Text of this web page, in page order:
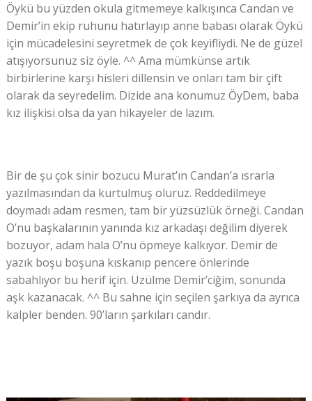
Öykü bu yüzden okula gitmemeye kalkışınca Candan ve
Demir’in ekip ruhunu hatırlayıp anne babası olarak Öykü
için mücadelesini seyretmek de çok keyifliydi. Ne de güzel
atışıyorsunuz siz öyle. ^^ Ama mümkünse artık
birbirlerine karşı hisleri dillensin ve onları tam bir çift
olarak da seyredelim. Dizide ana konumuz ÖyDem, baba
kız ilişkisi olsa da yan hikayeler de lazım.
Bir de şu çok sinir bozucu Murat’ın Candan’a ısrarla
yazılmasından da kurtulmuş oluruz. Reddedilmeye
doymadı adam resmen, tam bir yüzsüzlük örneği. Candan
O’nu başkalarının yanında kız arkadaşı değilim diyerek
bozuyor, adam hala O’nu öpmeye kalkıyor. Demir de
yazık boşu boşuna kıskanıp pencere önlerinde
sabahlıyor bu herif için. Üzülme Demir’ciğim, sonunda
aşk kazanacak. ^^ Bu sahne için seçilen şarkıya da ayrıca
kalpler benden. 90’ların şarkıları candır.